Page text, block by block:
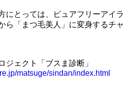
にとっては、ピュアフリーアイラ
ら「まつ毛美人」に変身するチャ
ジェクト「ブスま診断」
matsuge/sindan/index.html